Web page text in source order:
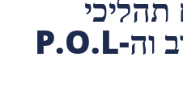
הערכה, המשוב וה-P.O.L